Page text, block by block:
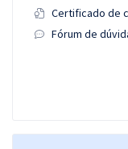
Certificado de
Fórum de